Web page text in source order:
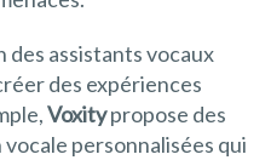
des assistants vocaux
des expériences
Voxitypropose des
personnalisées qui